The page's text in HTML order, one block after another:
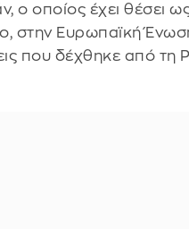
ο οποίος έχει θέσει
στην Ευρωπαϊκή
που δέχθηκε από